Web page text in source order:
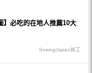
】必吃的在地人推薦10大
SeeingJapan員工